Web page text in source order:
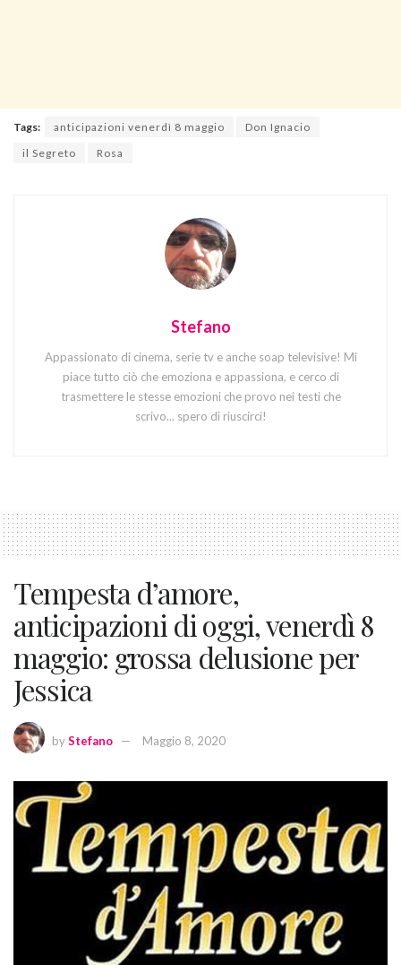
Tags: anticipazioni venerdì 8 maggio
Don Ignacio
il Segreto
Rosa
Stefano
Appassionato di cinema, serie tv e anche soap televisive! Mi
piace tutto ciò che emoziona e appassiona, e cerco di
trasmettere le stesse emozioni che provo nei testi che
scrivo... spero di riuscirci!
Tempesta d’amore,
anticipazioni di oggi, venerdì 8
maggio: grossa delusione per
Jessica
byStefano Maggio 8, 2020